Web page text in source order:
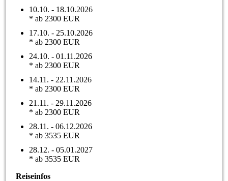
10.10. - 18.10.2026
* ab 2300 EUR
17.10. - 25.10.2026
* ab 2300 EUR
24.10. - 01.11.2026
* ab 2300 EUR
14.11. - 22.11.2026
* ab 2300 EUR
21.11. - 29.11.2026
* ab 2300 EUR
28.11. - 06.12.2026
* ab 3535 EUR
28.12. - 05.01.2027
* ab 3535 EUR
Reiseinfos